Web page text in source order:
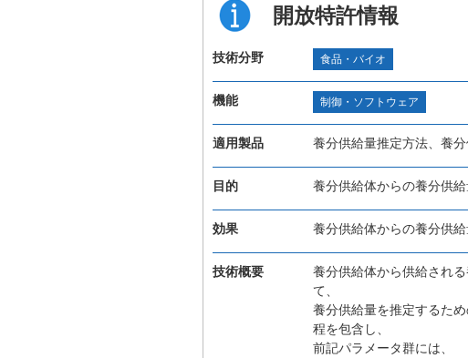
開放特許情報
技術分野 食品・バイオ
機能 制御・ソフトウェア
適用製品 養分供給量推定方法、養
目的 養分供給体からの養分供
効果 養分供給体からの養分供
技術概要
養分供給体から供給され
て、
養分供給量を推定するた
程を包含し、
前記パラメータ群には、